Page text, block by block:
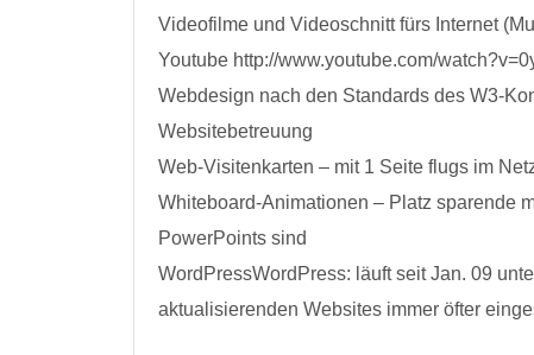
Videofilme und Videoschnitt fürs Internet
Youtube http://www.youtube.com/
Webdesign nach den Standards des W3-
Websitebetreuung
Web-Visitenkarten – mit 1 Seite flugs im
Whiteboard-Animationen – Platz sparende
PowerPoints sind
WordPressWordPress: läuft seit Jan. 09
aktualisierenden Websites immer öfter